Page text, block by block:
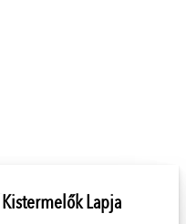
Kistermelők Lapja